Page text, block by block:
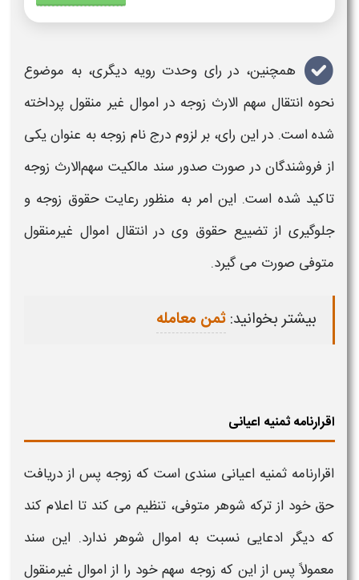
همچنین، در رای وحدت رویه دیگری، به موضوع
نحوه انتقال سهم‌ الارث زوجه در اموال غیر منقول پرداخته
شده است. در این رای، بر لزوم درج نام زوجه به عنوان یکی
از فروشندگان در صورت صدور سند مالکیت سهم‌الارث زوجه
تاکید شده است. این امر به منظور رعایت حقوق زوجه و
جلوگیری از تضییع حقوق وی در انتقال اموال غیرمنقول
متوفی صورت می‌ گیرد.
بیشتر بخوانید:ثمن معامله
اقرارنامه ثمنیه اعیانی
اقرارنامه ثمنیه اعیانی سندی است که زوجه پس از دریافت
حق خود از ترکه شوهر متوفی، تنظیم می کند تا اعلام کند
که دیگر ادعایی نسبت به اموال شوهر ندارد. این سند
معمولاً پس از این که زوجه سهم خود را از اموال غیرمنقول